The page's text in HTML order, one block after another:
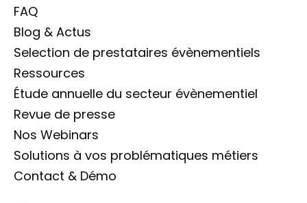
FAQ
Blog & Actus
Selection de prestataires évènementiels
Ressources
Étude annuelle du secteur évènementiel
Revue de presse
Nos Webinars
Solutions à vos problématiques métiers
Contact & Démo